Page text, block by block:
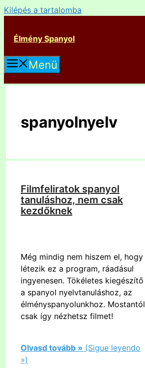
Kilépés a tartalomba
Élmény Spanyol
Menü
spanyolnyelv
Filmfeliratok spanyol
tanuláshoz, nem csak
kezdőknek
Még mindig nem hiszem el, hogy
létezik ez a program, ráadásul
ingyenesen. Tökéletes kiegészítő
a spanyol nyelvtanuláshoz, az
élményspanyolunkhoz. Mostantól
csak így nézhetsz filmet!
Olvasd tovább » (Sigue leyendo
»)